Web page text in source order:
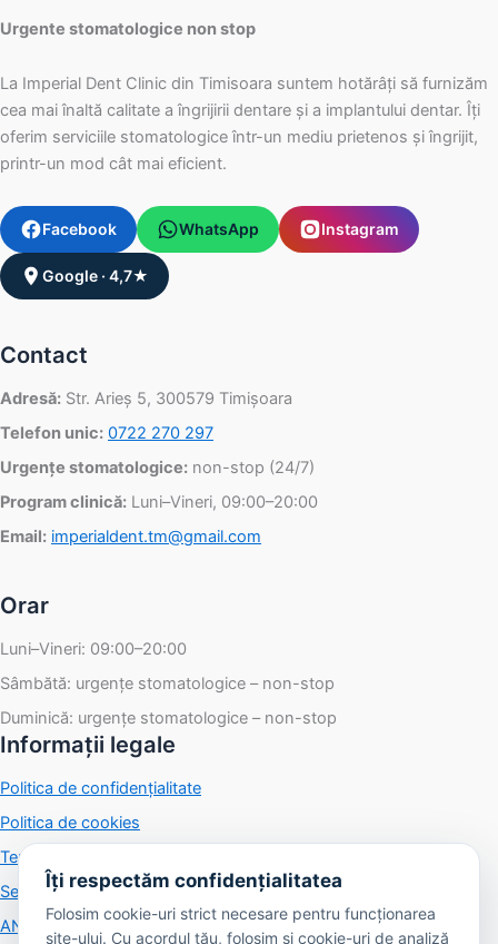
Urgente stomatologice non stop
La Imperial Dent Clinic din Timisoara suntem hotărâți să furnizăm
cea mai înaltă calitate a îngrijirii dentare și a implantului dentar. Îți
oferim serviciile stomatologice într-un mediu prietenos și îngrijit,
printr-un mod cât mai eficient.
Facebook WhatsApp Instagram
Google · 4,7★
Îți respectăm confidențialitatea
Folosim cookie-uri strict necesare pentru funcționarea
site-ului. Cu acordul tău, folosim și cookie-uri de analiză
Contact
Adresă: Str. Arieș 5, 300579 Timișoara
Telefon unic: 0722 270 297
Urgențe stomatologice: non-stop (24/7)
Program clinică: Luni–Vineri, 09:00–20:00
Email: imperialdent.tm@gmail.com
Orar
Luni–Vineri: 09:00–20:00
Sâmbătă: urgențe stomatologice – non-stop
Duminică: urgențe stomatologice – non-stop
Informații legale
Politica de confidențialitate
Politica de cookies
Termeni și condiții
Setări cookies
ANPC ·SOL